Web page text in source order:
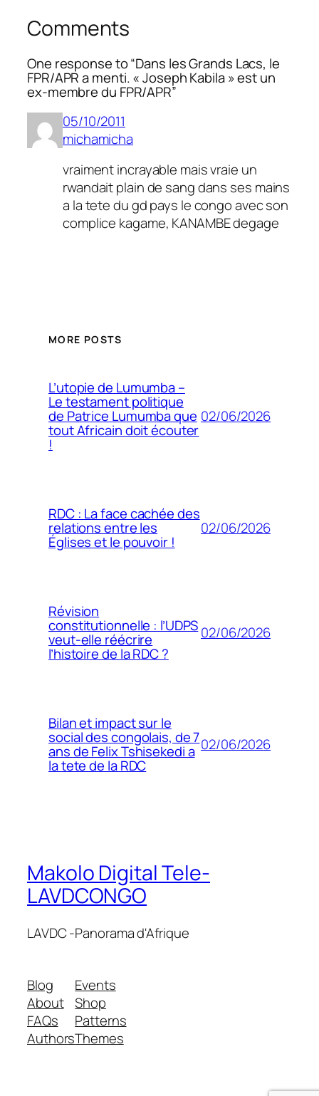
Comments
One response to “Dans les Grands Lacs, le
FPR/APR a menti. « Joseph Kabila » est un
ex-membre du FPR/APR”
05/10/2011
michamicha
vraiment incrayable mais vraie un
rwandait plain de sang dans ses mains
a la tete du gd pays le congo avec son
complice kagame, KANAMBE degage
MORE POSTS
L’utopie de Lumumba –
Le testament politique
de Patrice Lumumba que
tout Africain doit écouter
!
02/06/2026
RDC : La face cachée des
relations entre les
Églises et le pouvoir !
02/06/2026
Révision
constitutionnelle : l’UDPS
veut-elle réécrire
l’histoire de la RDC ?
02/06/2026
Bilan et impact sur le
social des congolais, de 7
ans de Felix Tshisekedi a
la tete de la RDC
02/06/2026
Makolo Digital Tele-
LAVDCONGO
LAVDC -Panorama d'Afrique
Blog
About
FAQs
Authors
Events
Shop
Patterns
Themes